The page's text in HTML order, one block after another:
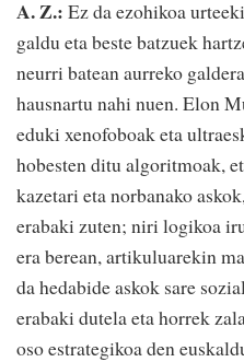
A. Z.: Ez da ezohikoa
galdu eta beste batzuek
neurri batean aurreko
hausnartu nahi nuen. Elon
eduki xenofoboak eta
hobesten ditu algoritmoak,
kazetari eta norbanako
erabaki zuten; niri logikoa
era berean, artikuluarekin
da hedabide askok sare
erabaki dutela eta horrek
oso estrategikoa den